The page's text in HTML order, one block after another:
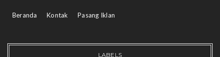
Beranda Kontak Pasang Iklan
LABELS